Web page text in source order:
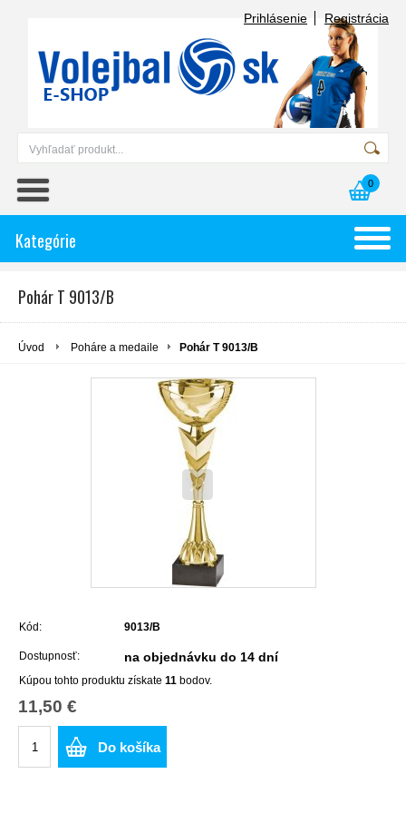
Prihlásenie Registrácia
0
Kategórie
Pohár T 9013/B
Úvod Poháre a medaile Pohár T 9013/B
Kód: 9013/B
Dostupnosť: na objednávku do 14 dní
Kúpou tohto produktu získate 11 bodov.
11,50 €
Do košíka